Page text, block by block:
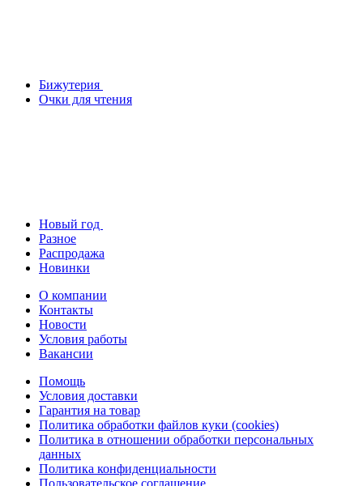
Бижутерия
Очки для чтения
Новый год
Разное
Распродажа
Новинки
О компании
Контакты
Новости
Условия работы
Вакансии
Помощь
Условия доставки
Гарантия на товар
Политика обработки файлов куки (cookies)
Политика в отношении обработки персональных
данных
Политика конфиденциальности
Пользовательское соглашение